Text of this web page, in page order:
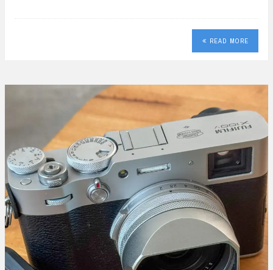
READ MORE